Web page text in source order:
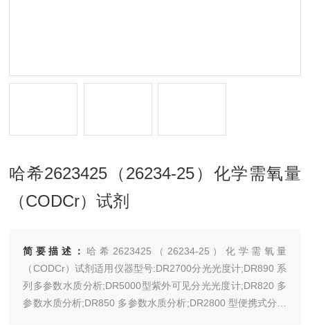
哈希2623425（26234-25）化学需氧量
（CODCr）试剂
简要描述： 哈希2623425（26234-25）化学需氧量
（CODCr）试剂适用仪器型号:DR2700分光光度计;DR890 系
列多参数水质分析;DR5000型紫外可见分光光度计;DR820 多
参数水质分析;DR850 多参数水质分析;DR2800 型便携式分光